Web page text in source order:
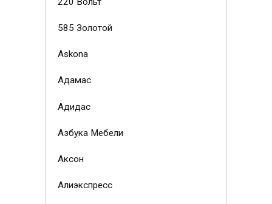
585 Золотой
Askona
Адамас
Адидас
Азбука Мебели
Аксон
Алиэкспресс